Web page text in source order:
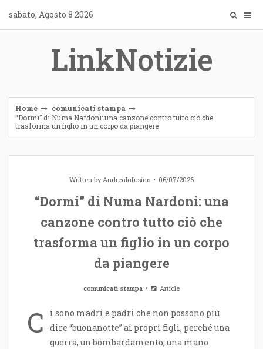
content
sabato, Agosto 8 2026
LinkNotizie
Home
comunicati stampa
“Dormi” di Numa Nardoni: una canzone contro tutto ciò che
trasforma un figlio in un corpo da piangere
Written byAndreaInfusino 06/07/2026
“Dormi” di Numa Nardoni: una
canzone contro tutto ciò che
trasforma un figlio in un corpo
da piangere
comunicati stampa Article
C
i sono madri e padri che non possono più
dire “buonanotte” ai propri figli, perché una
guerra, un bombardamento, una mano